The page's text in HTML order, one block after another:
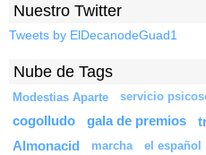
Nuestro Twitter
Tweets by ElDecanodeGuad1
Nube de Tags
Modestias Aparte servicio
cogolludo gala de premios
Almonacid marcha el español